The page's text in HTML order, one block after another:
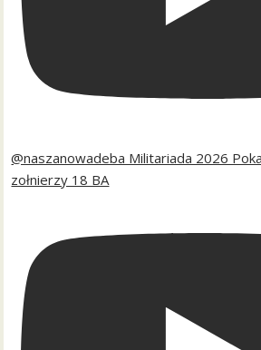
@naszanowadeba Militariada 2026
zołnierzy 18 BA